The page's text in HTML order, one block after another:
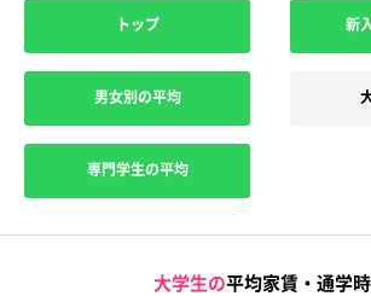
トップ 新
男女別の平均
専門学生の平均
大学生の平均家賃・通学